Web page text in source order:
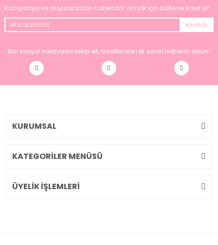
Kampanya ve duyurulardan haberdar olmak için bültene kayıt ol!
KAYDOL
Bizi sosyal medyada takip et, fırsatlardan ilk senin haberin olsun!
KURUMSAL
KATEGORİLER MENÜSÜ
ÜYELİK İŞLEMLERİ